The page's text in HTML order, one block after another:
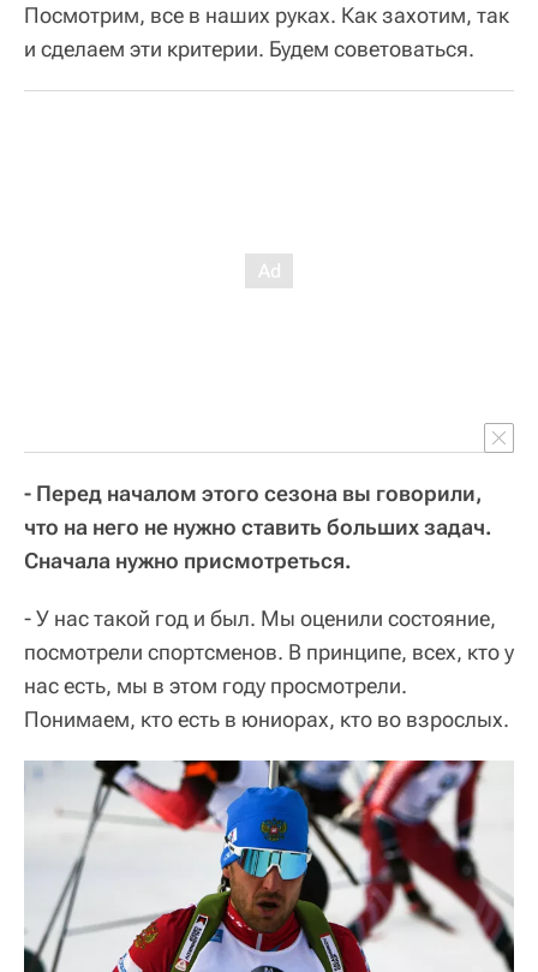
Посмотрим, все в наших руках. Как захотим, так
и сделаем эти критерии. Будем советоваться.
- Перед началом этого сезона вы говорили,
что на него не нужно ставить больших задач.
Сначала нужно присмотреться.
- У нас такой год и был. Мы оценили состояние,
посмотрели спортсменов. В принципе, всех, кто у
нас есть, мы в этом году просмотрели.
Понимаем, кто есть в юниорах, кто во взрослых.